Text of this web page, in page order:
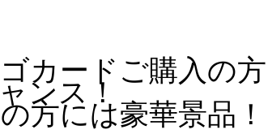
カードご購入の方
ンス！
方には豪華景品！